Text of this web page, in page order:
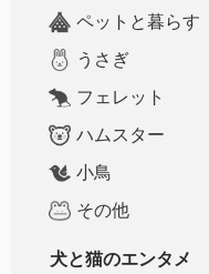
ペットと暮らす
うさぎ
フェレット
ハムスター
小鳥
その他
犬と猫のエンタメ